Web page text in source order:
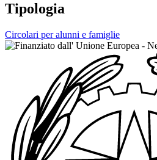
Tipologia
Circolari per alunni e famiglie